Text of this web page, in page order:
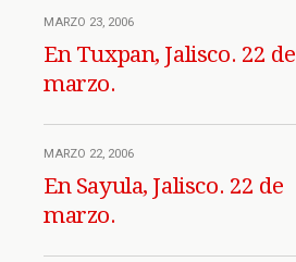
MARZO 23, 2006
En Tuxpan, Jalisco. 22 de
marzo.
MARZO 22, 2006
En Sayula, Jalisco. 22 de
marzo.